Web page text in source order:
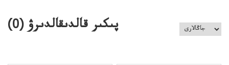
پىكىر قالدىقالدىرۋ (0
)